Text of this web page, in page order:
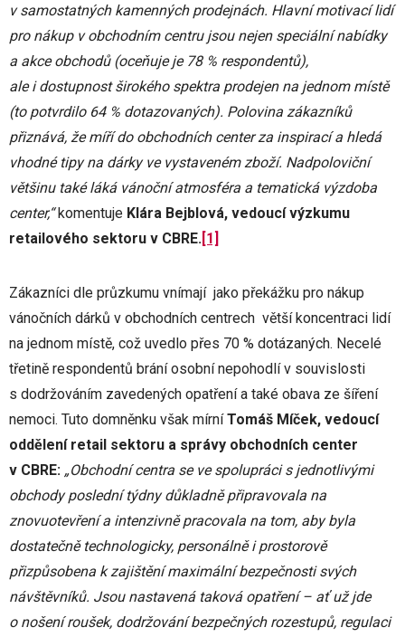
v samostatných kamenných prodejnách. Hlavní motivací lidí
pro nákup v obchodním centru jsou nejen speciální nabídky
a akce obchodů (oceňuje je 78 % respondentů),
ale i dostupnost širokého spektra prodejen na jednom místě
(to potvrdilo 64 % dotazovaných). Polovina zákazníků
přiznává, že míří do obchodních center za inspirací a hledá
vhodné tipy na dárky ve vystaveném zboží. Nadpoloviční
většinu také láká vánoční atmosféra a tematická výzdoba
center,“komentuje Klára Bejblová, vedoucí výzkumu
retailového sektoru v CBRE. [1]
Zákazníci dle průzkumu vnímají jako překážku pro nákup
vánočních dárků v obchodních centrech větší koncentraci lidí
na jednom místě, což uvedlo přes 70 % dotázaných. Necelé
třetině respondentů brání osobní nepohodlí v souvislosti
s dodržováním zavedených opatření a také obava ze šíření
nemoci. Tuto domněnku však mírníTomáš Míček, vedoucí
oddělení retail sektoru a správy obchodních center
v CBRE: „Obchodní centra se ve spolupráci s jednotlivými
obchody poslední týdny důkladně připravovala na
znovuotevření a intenzivně pracovala na tom, aby byla
dostatečně technologicky, personálně i prostorově
přizpůsobena k zajištění maximální bezpečnosti svých
návštěvníků. Jsou nastavená taková opatření – ať už jde
o nošení roušek, dodržování bezpečných rozestupů, regulaci